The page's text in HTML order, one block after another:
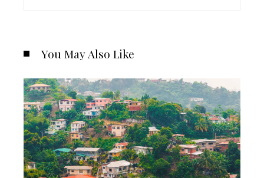
You May Also Like